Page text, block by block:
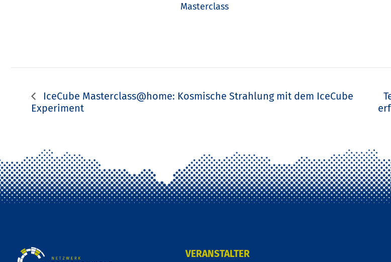
Masterclass
IceCube Masterclass@home: Kosmische Strahlung mit dem IceCube
Experiment
VERANSTALTER